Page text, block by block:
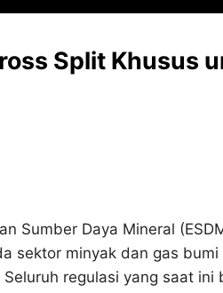
Split Khusus
Sumber Daya Mineral
sektor minyak dan gas
regulasi yang saat